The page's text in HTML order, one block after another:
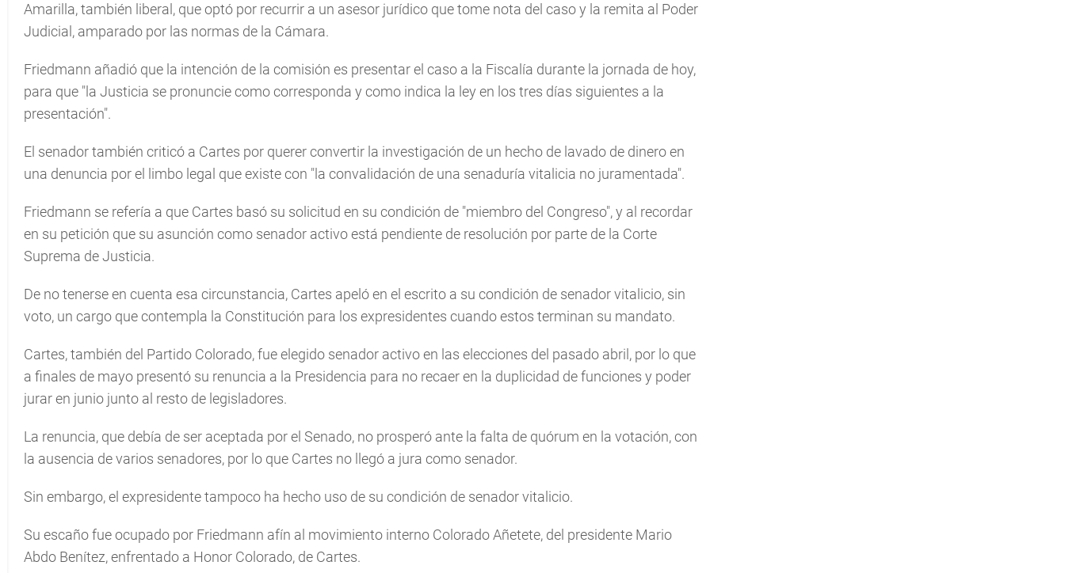
Amarilla, también liberal, que optó por recurrir a un asesor jurídico que tome nota del caso y la remita al Poder
Judicial, amparado por las normas de la Cámara.
Friedmann añadió que la intención de la comisión es presentar el caso a la Fiscalía durante la jornada de hoy,
para que "la Justicia se pronuncie como corresponda y como indica la ley en los tres días siguientes a la
presentación".
El senador también criticó a Cartes por querer convertir la investigación de un hecho de lavado de dinero en
una denuncia por el limbo legal que existe con "la convalidación de una senaduría vitalicia no juramentada".
Friedmann se refería a que Cartes basó su solicitud en su condición de "miembro del Congreso", y al recordar
en su petición que su asunción como senador activo está pendiente de resolución por parte de la Corte
Suprema de Justicia.
De no tenerse en cuenta esa circunstancia, Cartes apeló en el escrito a su condición de senador vitalicio, sin
voto, un cargo que contempla la Constitución para los expresidentes cuando estos terminan su mandato.
Cartes, también del Partido Colorado, fue elegido senador activo en las elecciones del pasado abril, por lo que
a finales de mayo presentó su renuncia a la Presidencia para no recaer en la duplicidad de funciones y poder
jurar en junio junto al resto de legisladores.
La renuncia, que debía de ser aceptada por el Senado, no prosperó ante la falta de quórum en la votación, con
la ausencia de varios senadores, por lo que Cartes no llegó a jura como senador.
Sin embargo, el expresidente tampoco ha hecho uso de su condición de senador vitalicio.
Su escaño fue ocupado por Friedmann afín al movimiento interno Colorado Añetete, del presidente Mario
Abdo Benítez, enfrentado a Honor Colorado, de Cartes.